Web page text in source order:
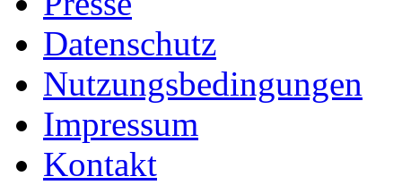
Datenschutz
Nutzungsbedingungen
Impressum
Kontakt